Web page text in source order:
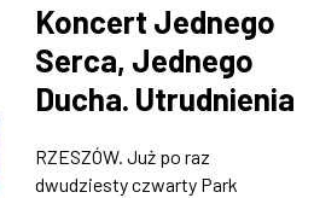
Koncert Jednego
Serca, Jednego
Ducha. Utrudnienia
autobusów
RZESZÓW. Już po raz
dwudziesty czwarty Park